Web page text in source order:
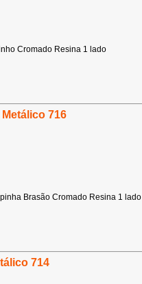
Cromado Resina 1 lado
716
Brasão Cromado Resina 1 lado
714